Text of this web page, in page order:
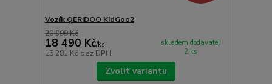
Vozík QERIDOO KidGoo2
20 999 Kč
18 490 Kč/ks
15 281 Kč bez DPH
skladem dodavatel
2 ks
Zvolit variantu